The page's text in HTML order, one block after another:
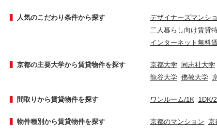
人気のこだわり条件から探す
デザイナーズマンシ
二人暮らし向け賃貸
インターネット無料
京都の主要大学から賃貸物件を探す 京都大学 同志社大学
龍谷大学 佛教大学
間取りから賃貸物件を探す ワンルーム/1K 1DK/
物件種別から賃貸物件を探す 京都のマンション 京